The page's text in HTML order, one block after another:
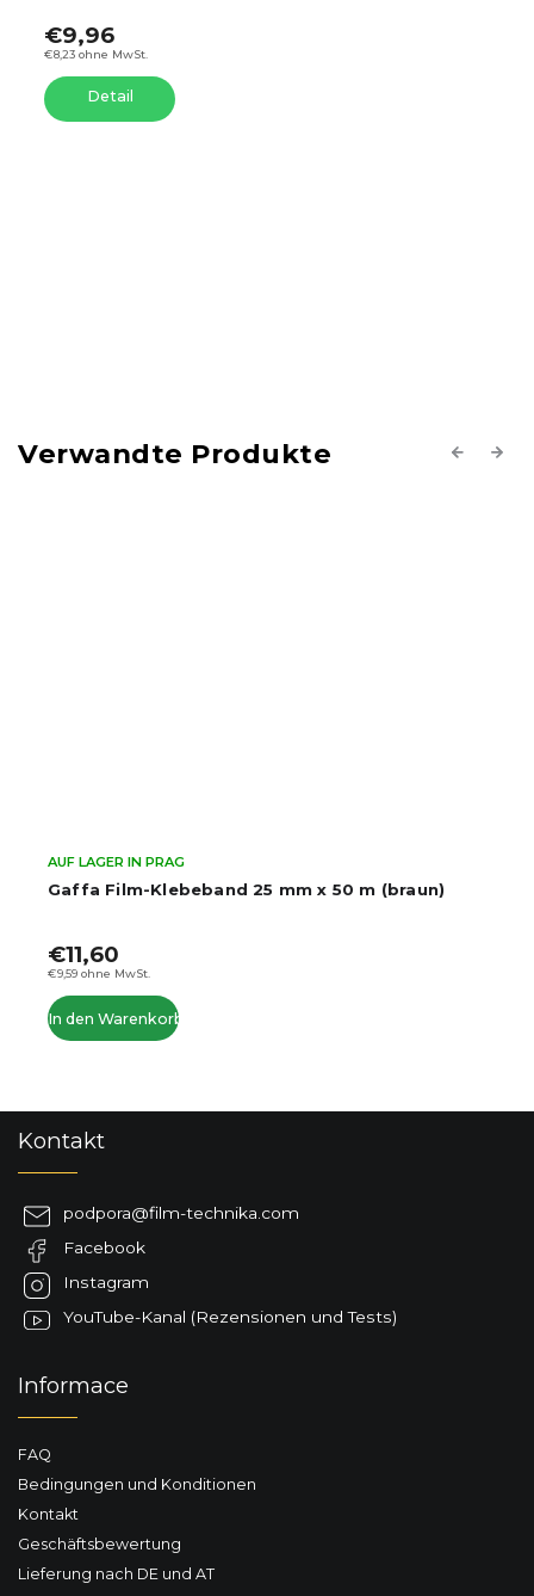
€8,23 ohne MwSt.
€9,96
Detail
Verwandte Produkte Previous
Gaffa Film-Klebeband 25 mm x 50 m (braun)
AUF LAGER IN PRAG
€9,59 ohne MwSt.
€11,60
In den Warenkorb
Next
Kontakt
podpora@film-technika.com
Facebook
Instagram
YouTube-Kanal (Rezensionen und Tests)
Informace
FAQ
Bedingungen und Konditionen
Kontakt
Geschäftsbewertung
Lieferung nach DE und AT